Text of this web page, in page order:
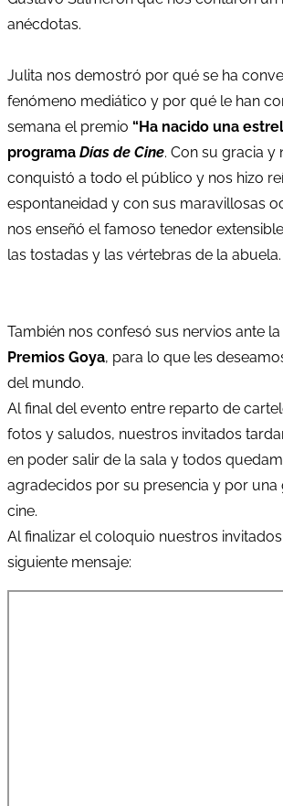
anécdotas.
Julita nos demostró por qué se ha
fenómeno mediático y por qué le han
semana el premio “Ha nacido una
programa Días de Cine. Con su gracia y
conquistó a todo el público y nos hizo
espontaneidad y con sus maravillosas
nos enseñó el famoso tenedor
las tostadas y las vértebras de la abuela.
También nos confesó sus nervios ante
Premios Goya, para lo que les
del mundo.
Al final del evento entre reparto de
fotos y saludos, nuestros invitados
en poder salir de la sala y todos
agradecidos por su presencia y por una
cine.
Al finalizar el coloquio nuestros
siguiente mensaje: